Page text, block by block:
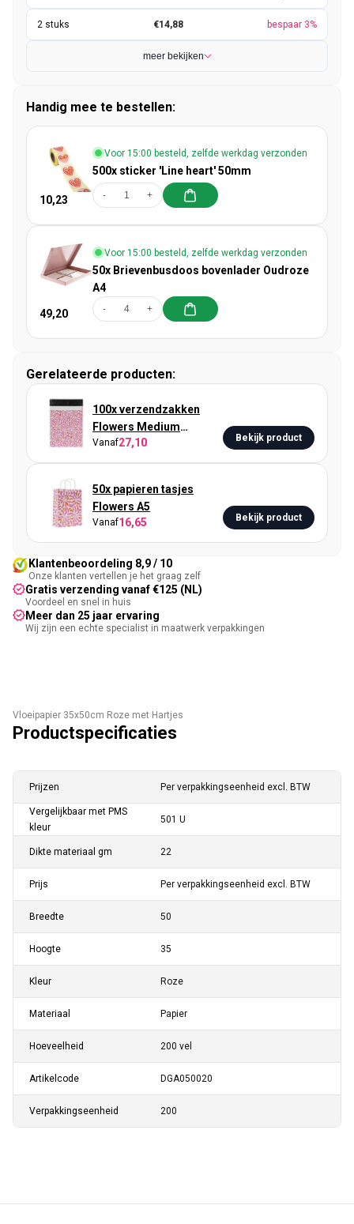
€14,88 bespaar 3%
meer bekijken
Handig mee te bestellen:
10,23
Voor 15:00 besteld, zelfde werkdag verzonden
500x sticker 'Line heart' 50mm
- +
49,20
Voor 15:00 besteld, zelfde werkdag verzonden
50x Brievenbusdoos bovenlader Oudroze
A4
- +
Gerelateerde producten:
100x verzendzakken
Flowers Medium
Retoursluiting
Vanaf27,10 Bekijk product
50x papieren tasjes
Flowers A5
Vanaf16,65 Bekijk product
Klantenbeoordeling 8,9 / 10
Onze klanten vertellen je het graag zelf
Gratis verzending vanaf €125 (NL)
Voordeel en snel in huis
Meer dan 25 jaar ervaring
Wij zijn een echte specialist in maatwerk verpakkingen
Vloeipapier 35x50cm Roze met Hartjes
Productspecificaties
Prijzen Per verpakkingseenheid excl. BTW
Vergelijkbaar met PMS
kleur
501 U
Dikte materiaal gm 22
Prijs Per verpakkingseenheid excl. BTW
Breedte 50
Hoogte 35
Kleur Roze
Materiaal Papier
Hoeveelheid 200 vel
Artikelcode DGA050020
Verpakkingseenheid 200